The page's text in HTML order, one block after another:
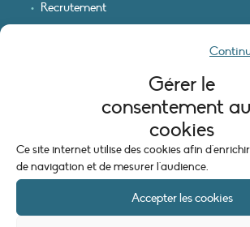
Gérer le
consentement
cookies
Ce site internet utilise des cookies afin
de navigation et de mesurer l'audience.
Accepter les cookies
Recrutement
INFORMATIONS LÉGALES
Mentions légales
Politique de cookies (UE)